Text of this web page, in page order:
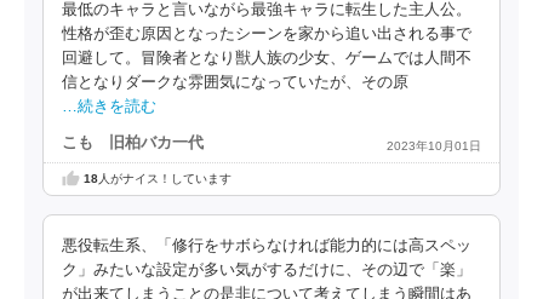
最低のキャラと言いながら最強キャラに転生した主人公。
性格が歪む原因となったシーンを家から追い出される事で
回避して。冒険者となり獣人族の少女、ゲームでは人間不
信となりダークな雰囲気になっていたが、その原
…続きを読む
こも 旧柏バカ一代 2023年10月01日
18人がナイス！しています
悪役転生系、「修行をサボらなければ能力的には高スペッ
ク」みたいな設定が多い気がするだけに、その辺で「楽」
が出来てしまうことの是非について考えてしまう瞬間はあ